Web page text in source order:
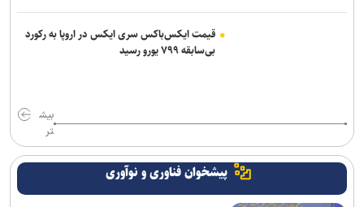
قیمت ایکس‌باکس سری ایکس در اروپا به رکورد
بی‌سابقه ۷۹۹ یورو رسید
بیش
تر
پیشخوان فناوری و نوآوری